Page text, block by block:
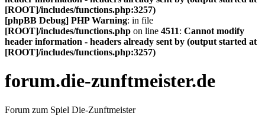
[ROOT]/includes/functions.php:3257)
[phpBB Debug] PHP Warning: in file
[ROOT]/includes/functions.php on line 4511: Cannot modify
header information - headers already sent by (output started at
[ROOT]/includes/functions.php:3257)
forum.die-zunftmeister.de
Forum zum Spiel Die-Zunftmeister